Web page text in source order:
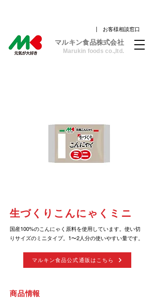
| お客様相談窓口
​マルキン食品株式会社
Marukin foods co.,ltd.
生づくりこんにゃくミニ
国産100%のこんにゃく原料を使用しています。使い切
りサイズのミニタイプ。1〜2人分の使いやすい量です。
マルキン食品公式通販はこちら
​商品情報